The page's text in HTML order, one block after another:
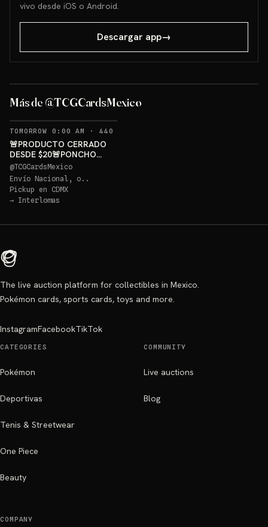
vivo desde iOS o Android.
Descargar app→
Más de @TCGCardsMexico
PONCHO PIKACHU PSA 10
Sorteo: PONCHO PIKACHU PSA 10 GRATIS→
TOMORROW 0:00 AM · 440
🚨PRODUCTO CERRADO
DESDE $20🚨PONCHO
PIKACHU PSA 10 GRATIS
@TCGCardsMexico
Envío Nacional, o..
Pickup en CDMX
→ Interlomas
The live auction platform for collectibles in Mexico.
Pokémon cards, sports cards, toys and more.
InstagramFacebookTikTok
CATEGORIES
Pokémon
Deportivas
Tenis & Streetwear
One Piece
Beauty
COMMUNITY
Live auctions
Blog
COMPANY